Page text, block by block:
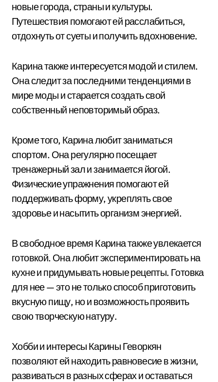
новые города, страны и культуры.
Путешествия помогают ей расслабиться,
отдохнуть от суеты и получить вдохновение.
Карина также интересуется модой и стилем.
Она следит за последними тенденциями в
мире моды и старается создать свой
собственный неповторимый образ.
Кроме того, Карина любит заниматься
спортом. Она регулярно посещает
тренажерный зал и занимается йогой.
Физические упражнения помогают ей
поддерживать форму, укреплять свое
здоровье и насытить организм энергией.
В свободное время Карина также увлекается
готовкой. Она любит экспериментировать на
кухне и придумывать новые рецепты. Готовка
для нее — это не только способ приготовить
вкусную пищу, но и возможность проявить
свою творческую натуру.
Хобби и интересы Карины Геворкян
позволяют ей находить равновесие в жизни,
развиваться в разных сферах и оставаться